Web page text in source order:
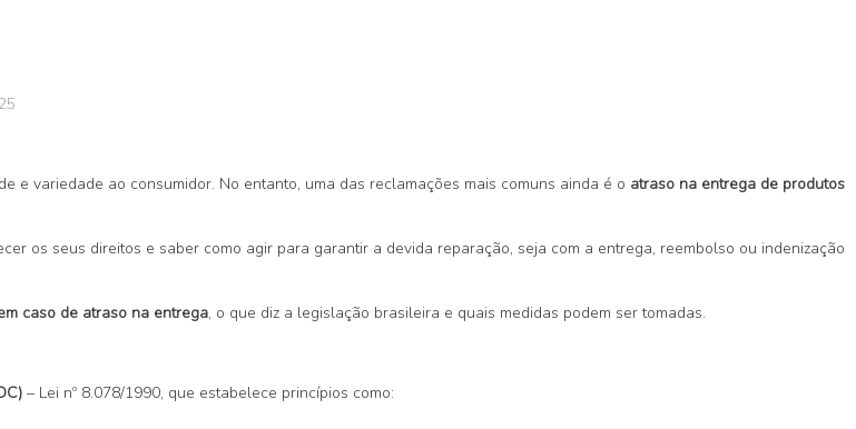
variedade ao consumidor. No entanto, uma das reclamações mais comuns ainda é o atraso na entrega de produtos
os seus direitos e saber como agir para garantir a devida reparação, seja com a entrega, reembolso ou indenização
caso de atraso na entrega, o que diz a legislação brasileira e quais medidas podem ser tomadas.
– Lei nº 8.078/1990, que estabelece princípios como: